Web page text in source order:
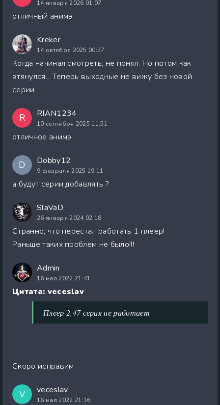
14 января 2026 01:07
отличный анимэ
Kreker
14 октября 2025 00:37
Когда начинал смотреть, не понял. Но потом как
втянулся... Теперь выходные не вижу без новой
серии
R RIAN1234
10 сентября 2025 11:51
отличное анимэ
D Dobby12
9 февраля 2025 19:11
а будут серии добавлять ?
SlaVaD
26 января 2024 02:18
Странно, что перестал работать 1 плеер!
Раньше таких проблем не было!!!
Admin
16 мая 2022 21:41
Цитата: veceslav
Плеер 2,47 серия не работает
Скоро исправим
V veceslav
16 мая 2022 21:16